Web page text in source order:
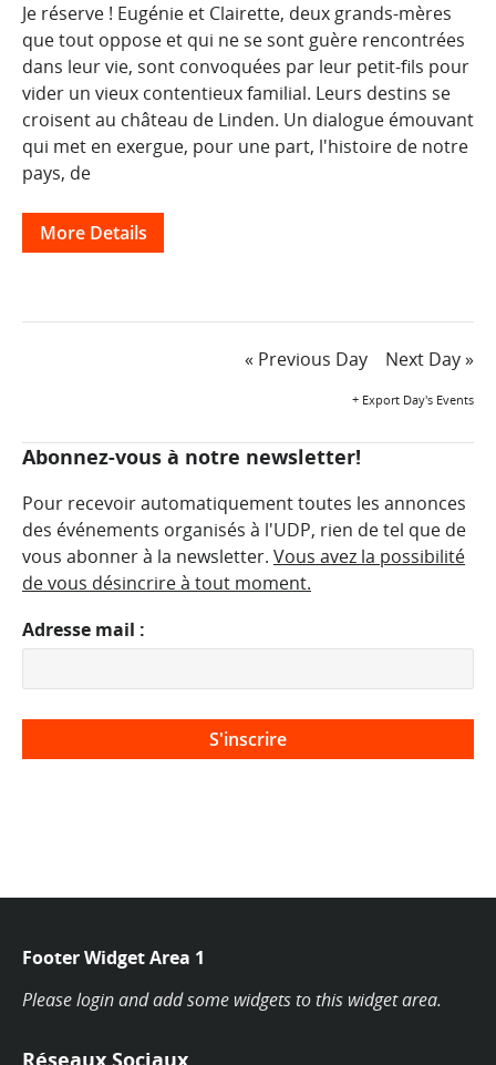
Je réserve ! Eugénie et Clairette, deux grands-mères
que tout oppose et qui ne se sont guère rencontrées
dans leur vie, sont convoquées par leur petit-fils pour
vider un vieux contentieux familial. Leurs destins se
croisent au château de Linden. Un dialogue émouvant
qui met en exergue, pour une part, l'histoire de notre
pays, de
More Details
« Previous Day Next Day»
+ Export Day's Events
Abonnez-vous à notre newsletter!
Pour recevoir automatiquement toutes les annonces
des événements organisés à l'UDP, rien de tel que de
vous abonner à la newsletter. Vous avez la possibilité
de vous désincrire à tout moment.
Adresse mail :
Footer Widget Area 1
Please login and add some widgets to this widget area.
Réseaux Sociaux